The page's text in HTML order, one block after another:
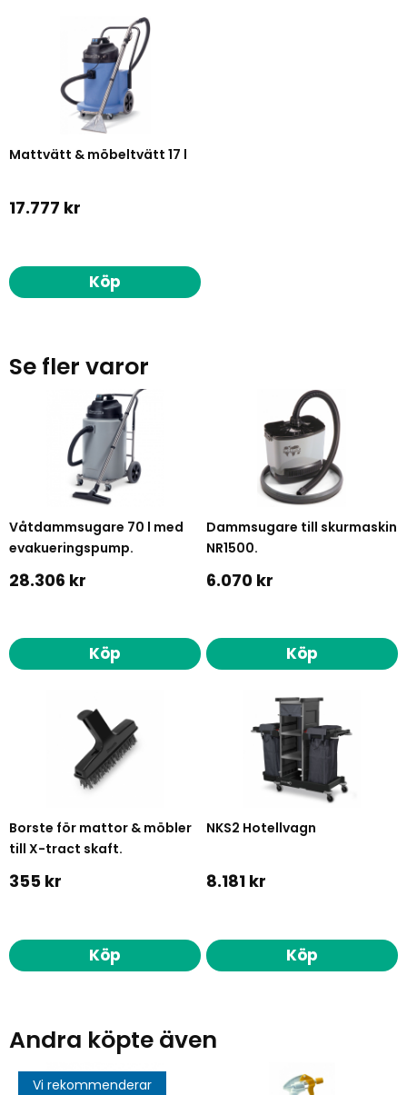
Mattvätt & möbeltvätt 17 l
17.777 kr
Köp
Se fler varor
Våtdammsugare 70 l med
evakueringspump.
28.306 kr
Köp
Dammsugare till skurmaskin
NR1500.
6.070 kr
Köp
Borste för mattor & möbler
till X-tract skaft.
355 kr
Köp
NKS2 Hotellvagn
8.181 kr
Köp
Andra köpte även
Vi rekommenderar